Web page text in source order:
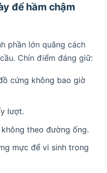
để hầm chậm
phần lớn quãng cách
Chín điểm đáng giữ:
cứng không bao giờ
lượt.
theo đường ống.
mực để vi sinh trong